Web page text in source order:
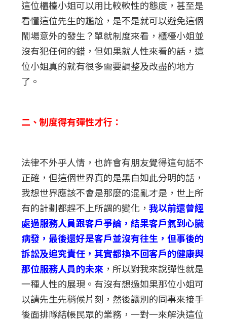
這位櫃檯小姐可以用比較軟性的態度，甚至是
看懂這位先生的尷尬，是不是就可以避免這個
鬧場意外的發生？單就制度來看，櫃檯小姐並
沒有犯任何的錯，但如果就人性來看的話，這
位小姐真的就有很多需要調整及改盡的地方
了。
二、制度得有彈性才行：
法律不外乎人情，也許會有朋友覺得這句話不
正確，但這個世界真的是黑白如此分明的話，
我想世界應該不會是那麼的混亂才是，世上所
有的計劃都趕不上所謂的變化，我以前還曾經
處過服務人員跟客戶爭論，結果客戶氣到心臟
病發，最後還好是客戶並沒有往生，但事後的
訴訟及追究責任，其實都換不回客戶的健康與
那位服務人員的未來 ，所以對我來說彈性就是
一種人性的展現。有沒有想過如果那位小姐可
以請先生先稍候片刻，然後讓別的同事來接手
後面排隊結帳民眾的業務，一對一來解決這位